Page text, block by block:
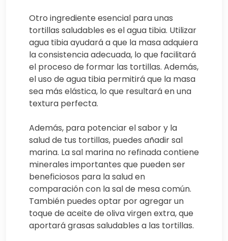
Otro ingrediente esencial para unas
tortillas saludables es el agua tibia. Utilizar
agua tibia ayudará a que la masa adquiera
la consistencia adecuada, lo que facilitará
el proceso de formar las tortillas. Además,
el uso de agua tibia permitirá que la masa
sea más elástica, lo que resultará en una
textura perfecta.
Además, para potenciar el sabor y la
salud de tus tortillas, puedes añadir sal
marina. La sal marina no refinada contiene
minerales importantes que pueden ser
beneficiosos para la salud en
comparación con la sal de mesa común.
También puedes optar por agregar un
toque de aceite de oliva virgen extra, que
aportará grasas saludables a las tortillas.